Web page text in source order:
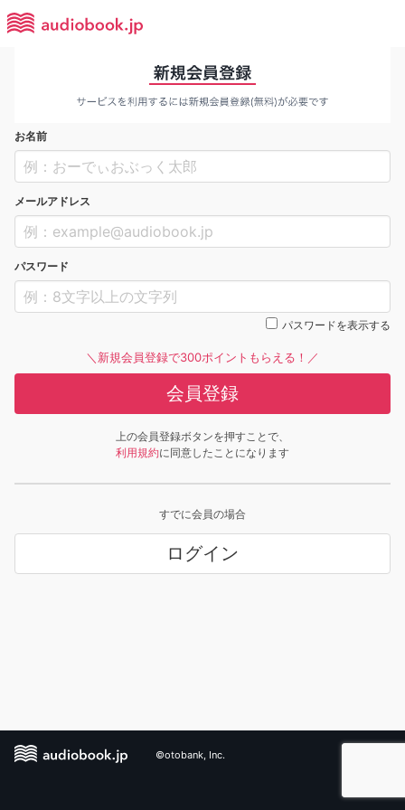
お名前
メールアドレス
パスワード
パスワードを表示する
＼新規会員登録で300ポイントもらえる！／
会員登録
上の会員登録ボタンを押すことで、
利用規約に同意したことになります
すでに会員の場合
ログイン
©otobank, Inc.